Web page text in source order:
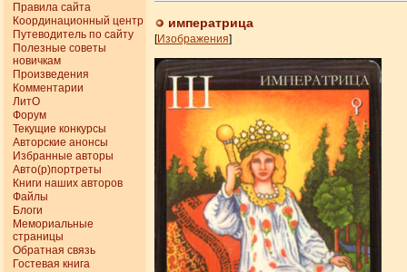
Правила сайта
Координационный центр
Путеводитель по сайту
Полезные советы
новичкам
Произведения
Комментарии
ЛитО
Форум
Текущие конкурсы
Авторские анонсы
Избранные авторы
Авто(р)портреты
Книги наших авторов
Файлы
Блоги
Мемориальные
страницы
Обратная связь
Гостевая книга
императрица
[Изображения]